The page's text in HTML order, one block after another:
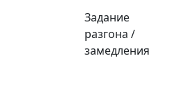
Задание
разгона /
замедления